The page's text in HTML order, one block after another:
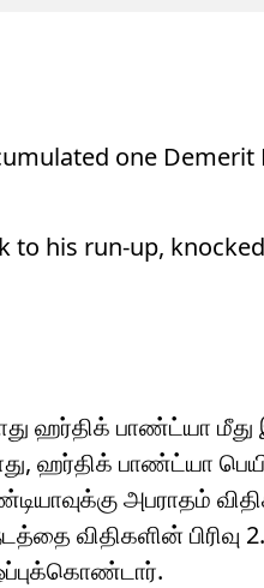
one
to his run-up,
ஹர்திக் பாண்ட்யா மீது
​​ஹர்திக் பாண்ட்யா
அபராதம்
விதிகளின்